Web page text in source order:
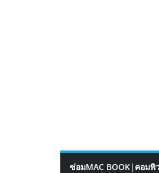
ซ่อมMAC BOOK|คอมพิว